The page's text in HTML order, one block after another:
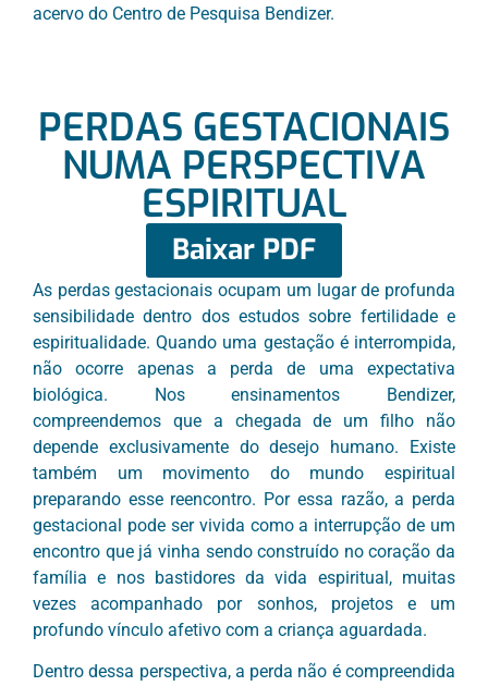
acervo do Centro de Pesquisa Bendizer.
PERDAS GESTACIONAIS
NUMA PERSPECTIVA
ESPIRITUAL
Baixar PDF
As perdas gestacionais ocupam um lugar de profunda
sensibilidade dentro dos estudos sobre fertilidade e
espiritualidade. Quando uma gestação é interrompida,
não ocorre apenas a perda de uma expectativa
biológica. Nos ensinamentos Bendizer,
compreendemos que a chegada de um filho não
depende exclusivamente do desejo humano. Existe
também um movimento do mundo espiritual
preparando esse reencontro. Por essa razão, a perda
gestacional pode ser vivida como a interrupção de um
encontro que já vinha sendo construído no coração da
família e nos bastidores da vida espiritual, muitas
vezes acompanhado por sonhos, projetos e um
profundo vínculo afetivo com a criança aguardada.
Dentro dessa perspectiva, a perda não é compreendida